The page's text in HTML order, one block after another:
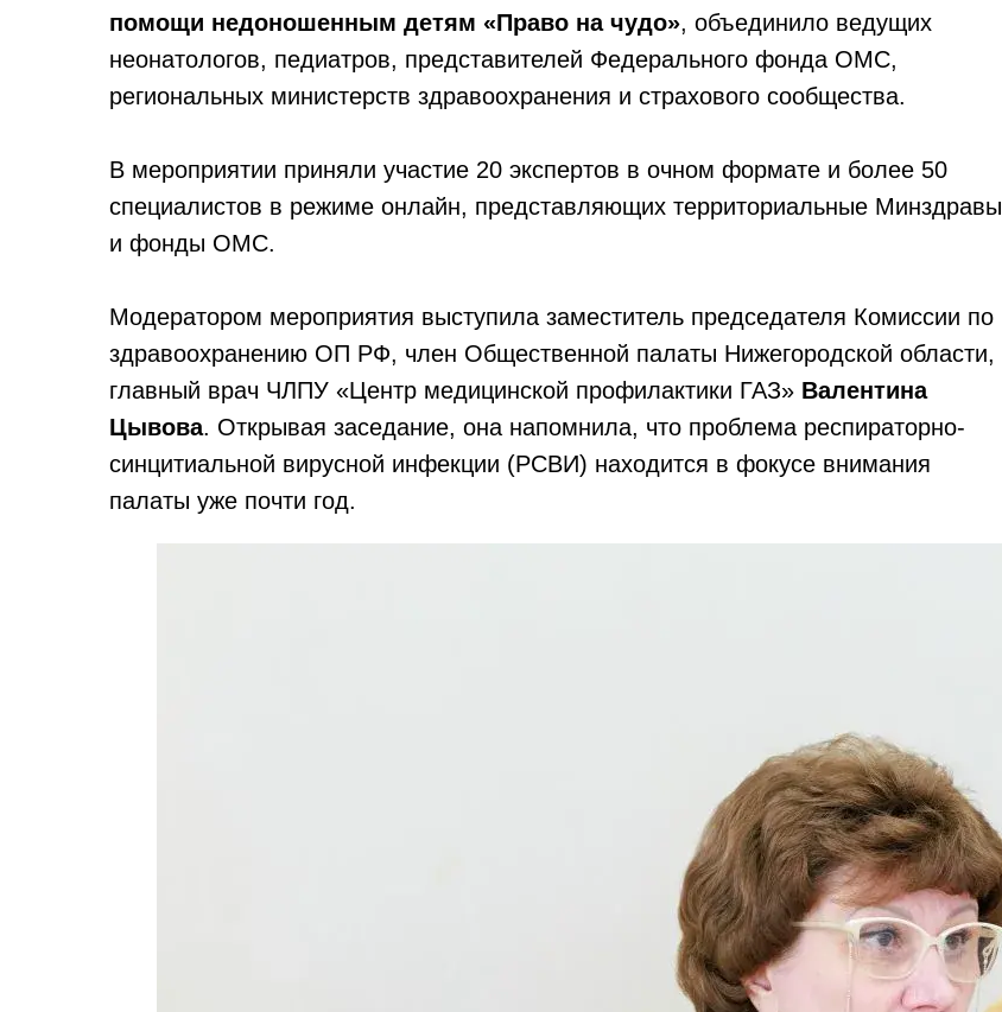
помощи недоношенным детям «Право на чудо», объединило ведущих
неонатологов, педиатров, представителей Федерального фонда ОМС,
региональных министерств здравоохранения и страхового сообщества.
В мероприятии приняли участие 20 экспертов в очном формате и более 50
специалистов в режиме онлайн, представляющих территориальные Минздравы
и фонды ОМС.
Модератором мероприятия выступила заместитель председателя Комиссии по
здравоохранению ОП РФ, член Общественной палаты Нижегородской области,
главный врач ЧЛПУ «Центр медицинской профилактики ГАЗ» Валентина
Цывова. Открывая заседание, она напомнила, что проблема респираторно-
синцитиальной вирусной инфекции (РСВИ) находится в фокусе внимания
палаты уже почти год.